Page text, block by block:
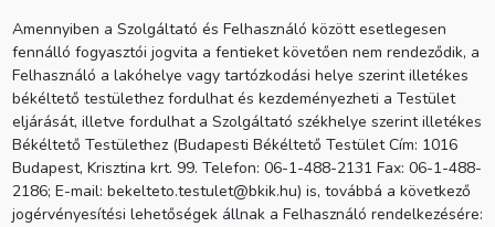
Amennyiben a Szolgáltató és Felhasználó között esetlegesen
fennálló fogyasztói jogvita a fentieket követően nem rendeződik, a
Felhasználó a lakóhelye vagy tartózkodási helye szerint illetékes
békéltető testülethez fordulhat és kezdeményezheti a Testület
eljárását, illetve fordulhat a Szolgáltató székhelye szerint illetékes
Békéltető Testülethez (Budapesti Békéltető Testület Cím: 1016
Budapest, Krisztina krt. 99. Telefon: 06-1-488-2131 Fax: 06-1-488-
2186; E-mail: bekelteto.testulet@bkik.hu) is, továbbá a következő
jogérvényesítési lehetőségek állnak a Felhasználó rendelkezésére: